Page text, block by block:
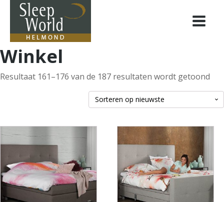
Winkel
Resultaat 161–176 van de 187 resultaten wordt getoond
op